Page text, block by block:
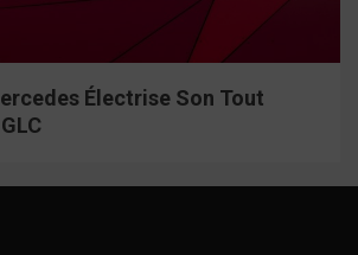
Électrise Son Tout